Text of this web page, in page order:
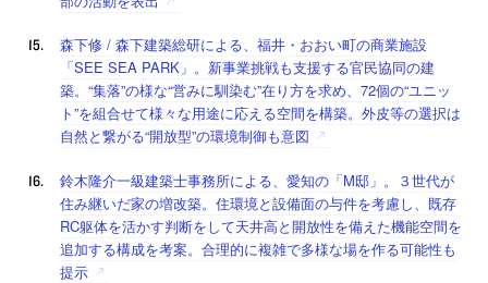
森下修 / 森下建築総研による、福井・おおい町の商業施設
「SEE SEA PARK」。新事業挑戦も支援する官民協同の建
築。“集落”の様な“営みに馴染む”在り方を求め、72個の“ユニッ
ト”を組合せて様々な用途に応える空間を構築。外皮等の選択は
自然と繋がる“開放型”の環境制御も意図
鈴木隆介一級建築士事務所による、愛知の「M邸」。３世代が
住み継いだ家の増改築。住環境と設備面の与件を考慮し、既存
RC躯体を活かす判断をして天井高と開放性を備えた機能空間を
追加する構成を考案。合理的に複雑で多様な場を作る可能性も
提示